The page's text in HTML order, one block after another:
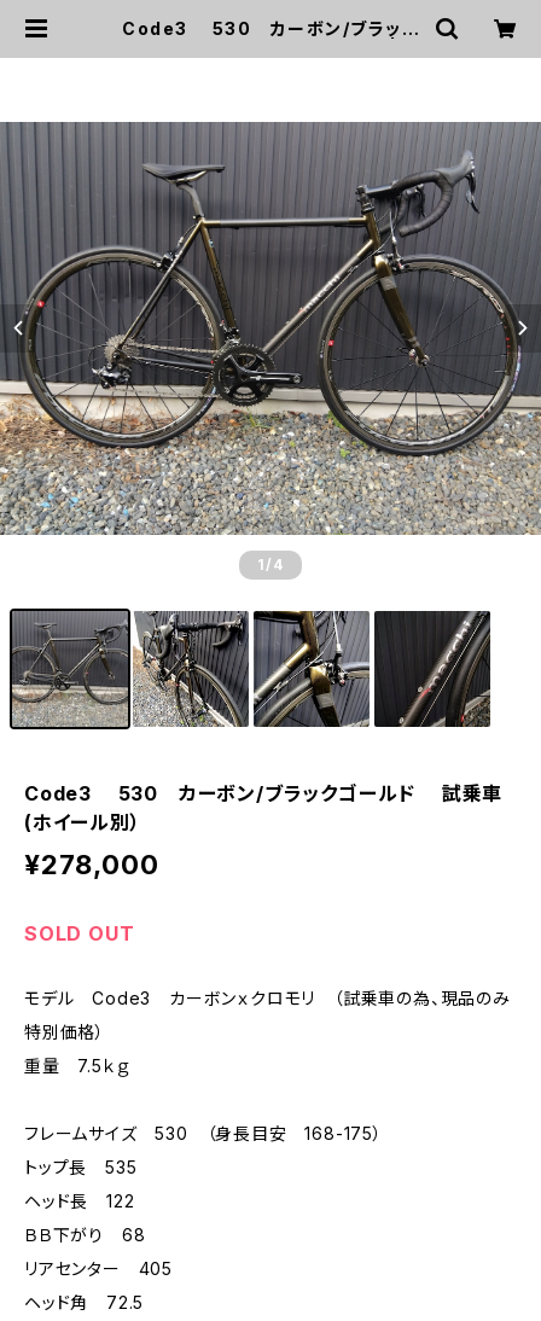
Code3 530 カーボン/ブラック
1 /4
Code3 530 カーボン/ブラックゴールド 試乗車
(ホイール別）
¥278,000
SOLD OUT
モデル Code3 カーボンｘクロモリ （試乗車の為、現品のみ
特別価格）
重量 7.5ｋｇ
フレームサイズ 530 （身長目安 168-175）
トップ長 535
ヘッド長 122
ＢＢ下がり 68
リアセンター 405
ヘッド角 72.5